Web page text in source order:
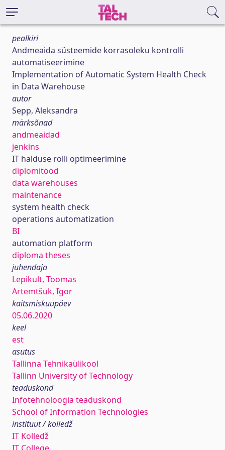
pealkiri
Andmeaida süsteemide korrasoleku kontrolli
automatiseerimine
Implementation of Automatic System Health Check
in Data Warehouse
autor
Sepp, Aleksandra
märksõnad
andmeaidad
jenkins
IT halduse rolli optimeerimine
diplomitööd
data warehouses
maintenance
system health check
operations automatization
BI
automation platform
diploma theses
juhendaja
Lepikult, Toomas
Artemtšuk, Igor
kaitsmiskuupäev
05.06.2020
keel
est
asutus
Tallinna Tehnikaülikool
Tallinn University of Technology
teaduskond
Infotehnoloogia teaduskond
School of Information Technologies
instituut / kolledž
IT Kolledž